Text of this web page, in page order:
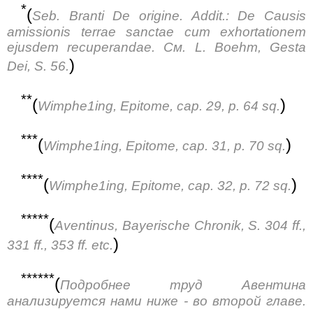
*(Seb. Branti De origine. Addit.: De Causis
amissionis terrae sanctae cum exhortationem
ejusdem recuperandae. См. L. Воеhm, Gesta
Dei, S. 56.)
**(Wimphe1ing, Epitome, cap. 29, p. 64 sq.)
***(Wimphe1ing, Epitome, cap. 31, p. 70 sq.)
****(Wimphe1ing, Epitome, cap. 32, p. 72 sq.)
*****(Aventinus, Bayerische Chronik, S. 304 ff.,
331 ff., 353 ff. etc.)
******(Подробнее труд Авентина
анализируется нами ниже - во второй главе.